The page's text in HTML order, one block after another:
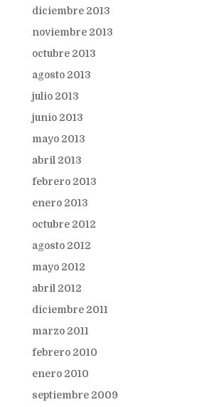
diciembre 2013
noviembre 2013
octubre 2013
agosto 2013
julio 2013
junio 2013
mayo 2013
abril 2013
febrero 2013
enero 2013
octubre 2012
agosto 2012
mayo 2012
abril 2012
diciembre 2011
marzo 2011
febrero 2010
enero 2010
septiembre 2009